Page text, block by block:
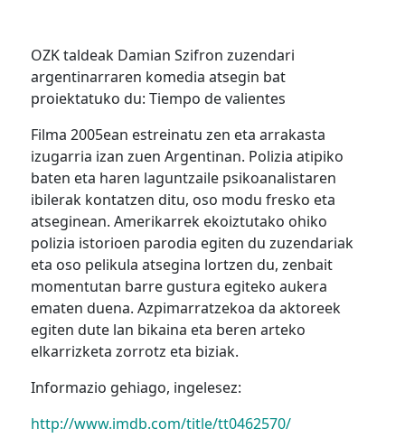
OZK taldeak Damian Szifron zuzendari
argentinarraren komedia atsegin bat
proiektatuko du: Tiempo de valientes
Filma 2005ean estreinatu zen eta arrakasta
izugarria izan zuen Argentinan. Polizia atipiko
baten eta haren laguntzaile psikoanalistaren
ibilerak kontatzen ditu, oso modu fresko eta
atseginean. Amerikarrek ekoiztutako ohiko
polizia istorioen parodia egiten du zuzendariak
eta oso pelikula atsegina lortzen du, zenbait
momentutan barre gustura egiteko aukera
ematen duena. Azpimarratzekoa da aktoreek
egiten dute lan bikaina eta beren arteko
elkarrizketa zorrotz eta biziak.
Informazio gehiago, ingelesez:
http://www.imdb.com/title/tt0462570/